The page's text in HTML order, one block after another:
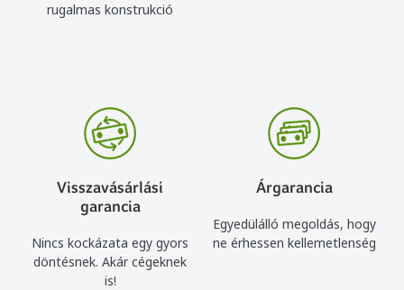
rugalmas konstrukció
Visszavásárlási
garancia
Nincs kockázata egy gyors
döntésnek. Akár cégeknek
is!
Árgarancia
Egyedülálló megoldás, hogy
ne érhessen kellemetlenség